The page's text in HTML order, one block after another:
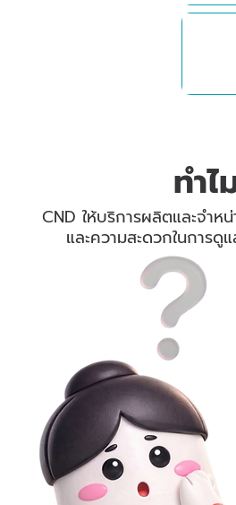
ทำ
CND ให้บริการผลิตและจำ
และความสะดวกในการ